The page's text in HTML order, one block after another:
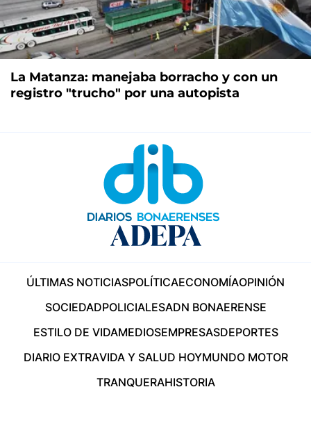
La Matanza: manejaba borracho y con un
registro "trucho" por una autopista
ÚLTIMAS NOTICIASPOLÍTICAECONOMÍAOPINIÓN
SOCIEDADPOLICIALESADN BONAERENSE
ESTILO DE VIDAMEDIOSEMPRESASDEPORTES
DIARIO EXTRAVIDA Y SALUD HOYMUNDO MOTOR
TRANQUERAHISTORIA